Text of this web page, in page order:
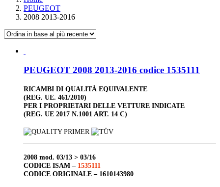
PEUGEOT
2008 2013-2016
PEUGEOT 2008 2013-2016 codice 1535111
RICAMBI DI QUALITÀ EQUIVALENTE
(REG. UE. 461/2010)
PER I PROPRIETARI DELLE VETTURE INDICATE
(REG. UE 2017 N.1001 ART. 14 C)
2008 mod. 03/13 > 03/16
CODICE ISAM – 1535111
CODICE ORIGINALE – 1610143980